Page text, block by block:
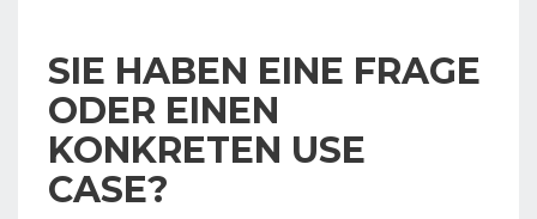
SIE HABEN EINE FRAGE
ODER EINEN
KONKRETEN USE
CASE?